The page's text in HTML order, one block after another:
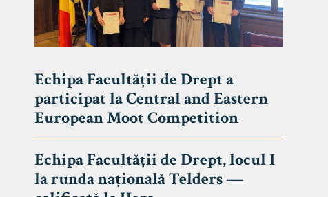
Echipa Facultății de Drept a
participat la Central and Eastern
European Moot Competition
Echipa Facultății de Drept, locul I
la runda națională Telders —